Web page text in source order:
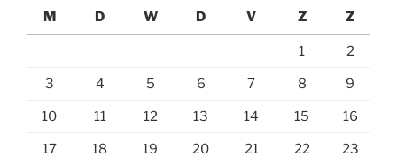
M
D W D V Z Z
1 2
3 4 5 6 7 8 9
10 11 12 13 14 15 16
17 18 19 20 21 22 23